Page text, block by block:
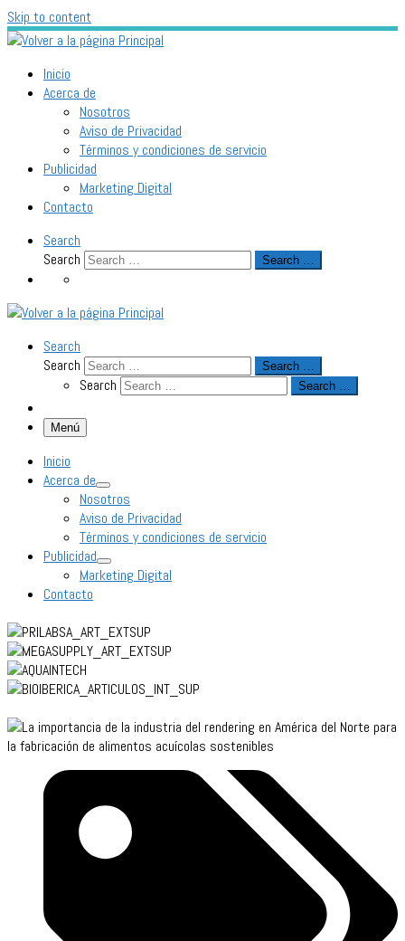
Skip to content
Inicio
Acerca de
Nosotros
Aviso de Privacidad
Términos y condiciones de servicio
Publicidad
Marketing Digital
Contacto
Search
Search
Search …
Search
Search
Search …
Search Search …
Menú
Inicio
Acerca de
Nosotros
Aviso de Privacidad
Términos y condiciones de servicio
Publicidad
Marketing Digital
Contacto